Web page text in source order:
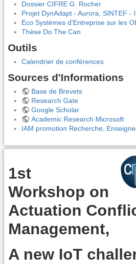
Dossier CIFRE G. Rocher
Projet DynAdapt - Aurora, SINTEF -
Eco Systèmes d'Entreprise sur les
Thèse Do The Can
Outils
Calendrier de conférences
Sources d'Informations
Base de Brevets
Research Gate
Google Scholar
Academic Research Microsoft
IAM promotion Recherche,
1st
Workshop on
Actuation
Management,
A new IoT